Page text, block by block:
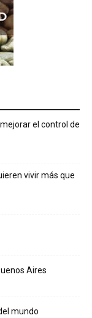
el control de
vivir más que
Aires
mundo